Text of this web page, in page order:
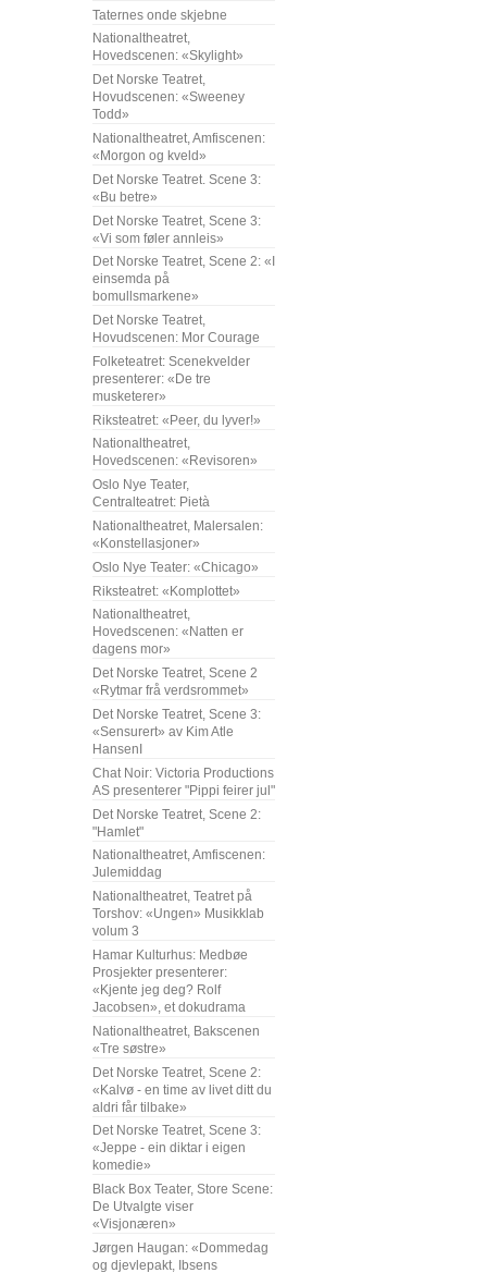
Taternes onde skjebne
Nationaltheatret,
Hovedscenen: «Skylight»
Det Norske Teatret,
Hovudscenen: «Sweeney
Todd»
Nationaltheatret, Amfiscenen:
«Morgon og kveld»
Det Norske Teatret. Scene 3:
«Bu betre»
Det Norske Teatret, Scene 3:
«Vi som føler annleis»
Det Norske Teatret, Scene 2: «I
einsemda på
bomullsmarkene»
Det Norske Teatret,
Hovudscenen: Mor Courage
Folketeatret: Scenekvelder
presenterer: «De tre
musketerer»
Riksteatret: «Peer, du lyver!»
Nationaltheatret,
Hovedscenen: «Revisoren»
Oslo Nye Teater,
Centralteatret: Pietà
Nationaltheatret, Malersalen:
«Konstellasjoner»
Oslo Nye Teater: «Chicago»
Riksteatret: «Komplottet»
Nationaltheatret,
Hovedscenen: «Natten er
dagens mor»
Det Norske Teatret, Scene 2
«Rytmar frå verdsrommet»
Det Norske Teatret, Scene 3:
«Sensurert» av Kim Atle
HansenI
Chat Noir: Victoria Productions
AS presenterer "Pippi feirer jul"
Det Norske Teatret, Scene 2:
"Hamlet"
Nationaltheatret, Amfiscenen:
Julemiddag
Nationaltheatret, Teatret på
Torshov: «Ungen» Musikklab
volum 3
Hamar Kulturhus: Medbøe
Prosjekter presenterer:
«Kjente jeg deg? Rolf
Jacobsen», et dokudrama
Nationaltheatret, Bakscenen
«Tre søstre»
Det Norske Teatret, Scene 2:
«Kalvø - en time av livet ditt du
aldri får tilbake»
Det Norske Teatret, Scene 3:
«Jeppe - ein diktar i eigen
komedie»
Black Box Teater, Store Scene:
De Utvalgte viser
«Visjonæren»
Jørgen Haugan: «Dommedag
og djevlepakt, Ibsens